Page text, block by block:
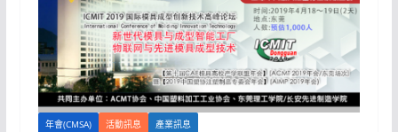
年會(CMSA) 活動訊息 產業訊息